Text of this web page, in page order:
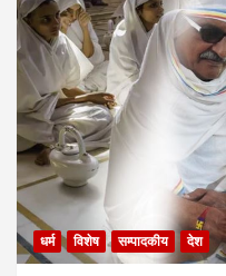
धर्म विशेष सम्पादकीय देश